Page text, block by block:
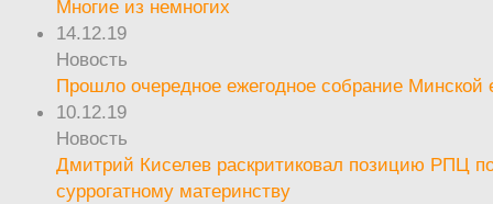
Многие из немногих
14.12.19
Новость
Прошло очередное ежегодное собрание
10.12.19
Новость
Дмитрий Киселев раскритиковал позицию РПЦ
суррогатному материнству